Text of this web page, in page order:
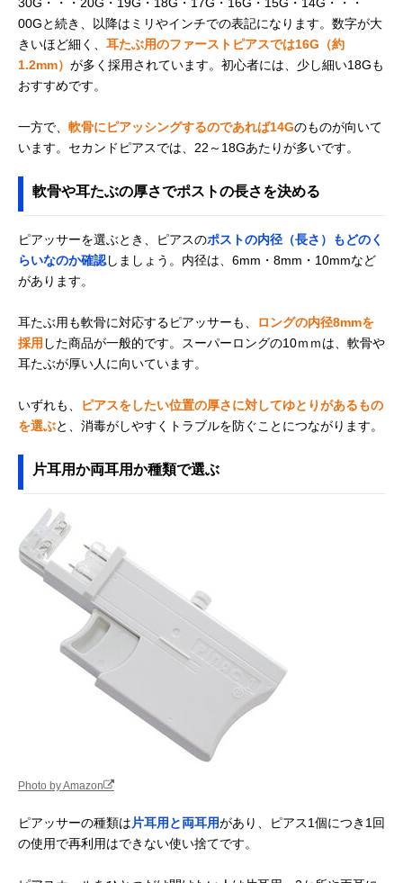
00Gと続き、以降はミリやインチでの表記になります。数字が大
きいほど細く、 耳たぶ用のファーストピアスでは16G（約
1.2mm） が多く採用されています。初心者には、少し細い18Gも
おすすめです。
一方で、 軟骨にピアッシングするのであれば14Gのものが向いて
います。セカンドピアスでは、22～18Gあたりが多いです。
軟骨や耳たぶの厚さでポストの長さを決める
ピアッサーを選ぶとき、ピアスのポストの内径（長さ）もどのく
らいなのか確認しましょう。内径は、6mm・8mm・10mmなど
があります。
耳たぶ用も軟骨に対応するピアッサーも、
ロングの内径8mmを
採用 した商品が一般的です。スーパーロングの10ｍｍは、軟骨や
耳たぶが厚い人に向いています。
いずれも、
ピアスをしたい位置の厚さに対してゆとりがあるもの
を選ぶと、消毒がしやすくトラブルを防ぐことにつながります。
片耳用か両耳用か種類で選ぶ
Photo by Amazon
ピアッサーの種類は片耳用と両耳用があり、ピアス1個につき1回
の使用で再利用はできない使い捨てです。